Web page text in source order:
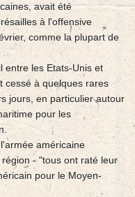
avait été
à l'offensive
comme la plupart de
entre les Etats-Unis et
cessé à quelques rares
jours, en particulier autour
pour les
américaine
- "tous ont raté leur
pour le Moyen-